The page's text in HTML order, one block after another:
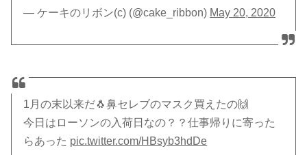
— ケーキのリボン(c) (@cake_ribbon) May 20, 2020
1月の末以来だ🐧鼻セレブのマスク買えたの🙌
今日はローソンの入荷日なの？？仕事帰りに寄った
らあった pic.twitter.com/HBsyb3hdDe